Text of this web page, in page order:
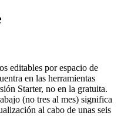
editables por espacio de
en las herramientas
Starter, no en la gratuita.
(no tres al mes) significa
al cabo de unas seis